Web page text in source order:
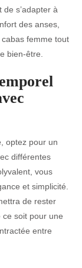
s’adapter à
des anses,
femme tout
bien-être.
optez pour un
différentes
vous
et simplicité.
de rester
soit pour une
entre